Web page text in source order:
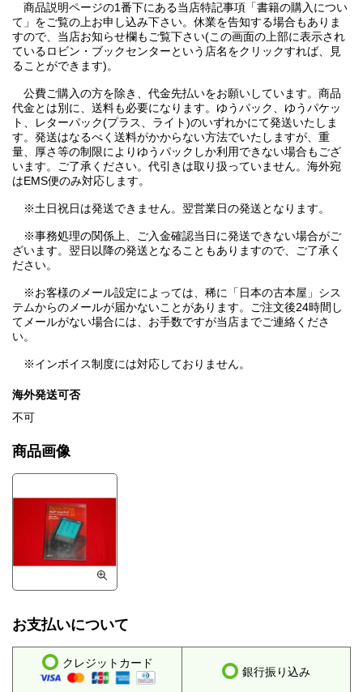
商品説明ページの1番下にある当店特記事項「書籍の購入につい
て」をご覧の上お申し込み下さい。休業を告知する場合もありま
すので、当店お知らせ欄もご覧下さい(この画面の上部に表示され
ているロビン・ブックセンターという店名をクリックすれば、見
ることができます)。
公費ご購入の方を除き、代金先払いをお願いしています。商品
代金とは別に、送料も必要になります。ゆうパック、ゆうパケッ
ト、レターパック(プラス、ライト)のいずれかにて発送いたしま
す。発送はなるべく送料がかからない方法でいたしますが、重
量、厚さ等の制限によりゆうパックしか利用できない場合もござ
います。ご了承ください。代引きは取り扱っていません。海外宛
はEMS便のみ対応します。
※土日祝日は発送できません。翌営業日の発送となります。
※事務処理の関係上、ご入金確認当日に発送できない場合がご
ざいます。翌日以降の発送となることもありますので、ご了承く
ださい。
※お客様のメール設定によっては、稀に「日本の古本屋」シス
テムからのメールが届かないことがあります。ご注文後24時間し
てメールがない場合には、お手数ですが当店までご連絡くださ
い。
※インボイス制度には対応しておりません。
海外発送可否
不可
商品画像
お支払いについて
クレジットカード
銀行振り込み